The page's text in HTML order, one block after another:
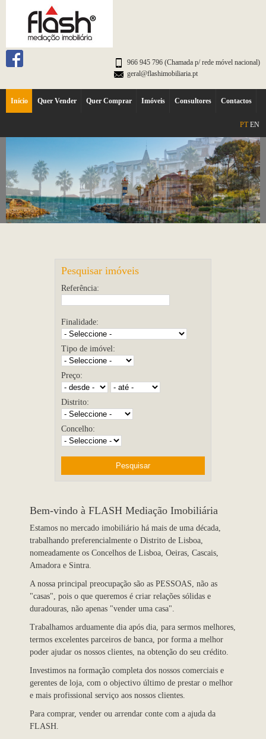
966 945 796 (Chamada p/ rede móvel nacional)
geral@flashimobiliaria.pt
Início Quer Vender Quer Comprar Imóveis Consultores Contactos
PT EN
Pesquisar imóveis
Referência:
Finalidade:
Tipo de imóvel:
Preço:
Distrito:
Concelho:
Bem-vindo à FLASH Mediação Imobiliária
Estamos no mercado imobiliário há mais de uma década,
trabalhando preferencialmente o Distrito de Lisboa,
nomeadamente os Concelhos de Lisboa, Oeiras, Cascais,
Amadora e Sintra.
A nossa principal preocupação são as PESSOAS, não as
"casas", pois o que queremos é criar relações sólidas e
duradouras, não apenas "vender uma casa".
Trabalhamos arduamente dia após dia, para sermos melhores,
termos excelentes parceiros de banca, por forma a melhor
poder ajudar os nossos clientes, na obtenção do seu crédito.
Investimos na formação completa dos nossos comerciais e
gerentes de loja, com o objectivo último de prestar o melhor
e mais profissional serviço aos nossos clientes.
Para comprar, vender ou arrendar conte com a ajuda da
FLASH.